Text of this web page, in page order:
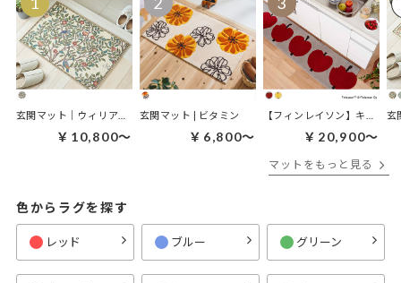
玄関マット｜ウィリアムモリス ケルムスコットツリー
￥10,800～
玄関マット | ビタミン
￥6,800～ ￥20,900～
マットをもっと見る
色からラグを探す
レッド ブルー グリーン